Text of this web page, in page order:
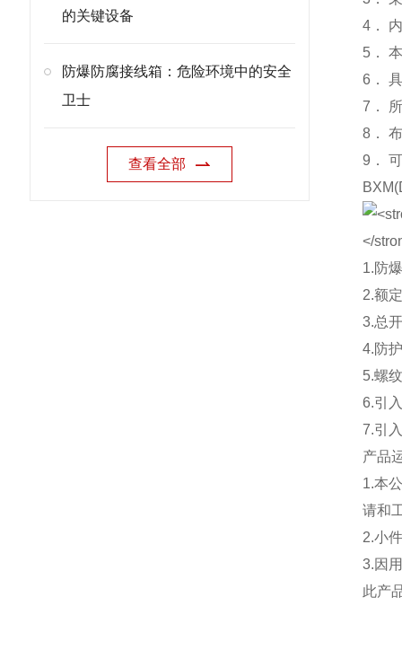
的关键设备
防爆防腐接线箱：危险环境中的安全
卫士
查看全部
4．
5．
6．
7．
8．
9．
BXM
1.防
2.额
3.总
4.防
5.螺
6.引
7.引
产品
1.本
请和
2.小
3.因
此产